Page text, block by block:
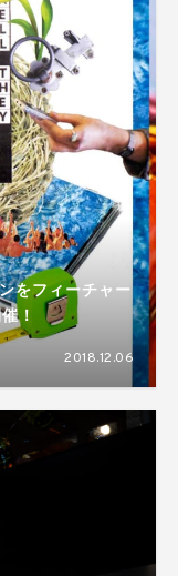
をフィーチャー
！
2018.12.06